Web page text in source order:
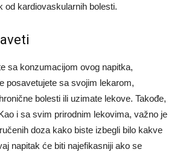
od kardiovaskularnih bolesti.
sa konzumacijom ovog napitka,
posavetujete sa svojim lekarom,
bolesti ili uzimate lekove. Takođe,
i sa svim prirodnim lekovima, važno je
doza kako biste izbegli bilo kakve
napitak će biti najefikasniji ako se